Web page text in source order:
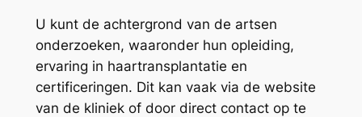
U kunt de achtergrond van de artsen
onderzoeken, waaronder hun opleiding,
ervaring in haartransplantatie en
certificeringen. Dit kan vaak via de website
van de kliniek of door direct contact op te